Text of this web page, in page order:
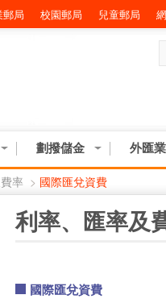
郵局 校園郵局 兒童郵局
劃撥儲金 外匯
率 > 國際匯兌資費
利率、匯率及
國際匯兌資費